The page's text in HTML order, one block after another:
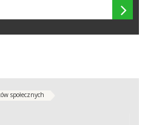

społecznych